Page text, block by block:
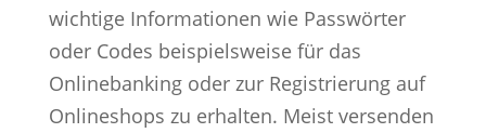
wichtige Informationen wie Passwörter
oder Codes beispielsweise für das
Onlinebanking oder zur Registrierung auf
Onlineshops zu erhalten. Meist versenden